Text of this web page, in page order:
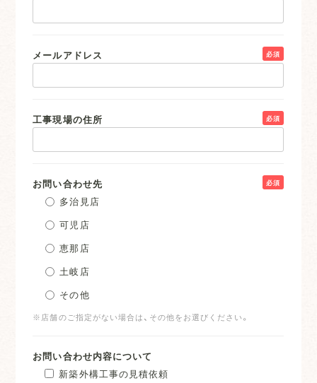
メールアドレス 必須
工事現場の住所 必須
お問い合わせ先 必須
多治見店
可児店
恵那店
土岐店
その他
※店舗のご指定がない場合は、その他をお選びください。
お問い合わせ内容について
新築外構工事の見積依頼